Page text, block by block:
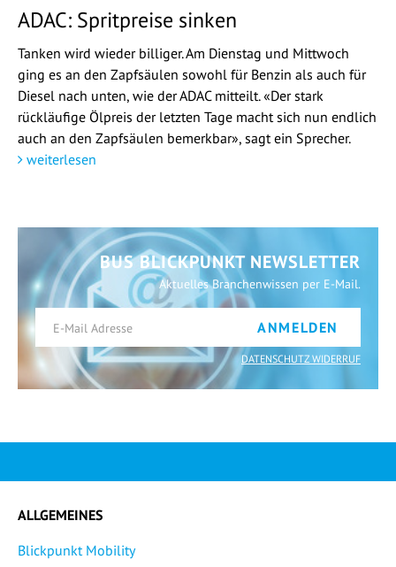
ADAC: Spritpreise sinken
Tanken wird wieder billiger. Am Dienstag und Mittwoch
ging es an den Zapfsäulen sowohl für Benzin als auch für
Diesel nach unten, wie der ADAC mitteilt. «Der stark
rückläufige Ölpreis der letzten Tage macht sich nun endlich
auch an den Zapfsäulen bemerkbar», sagt ein Sprecher.
weiterlesen
BUS BLICKPUNKT NEWSLETTER
Aktuelles Branchenwissen per E-Mail.
ANMELDEN
DATENSCHUTZ WIDERRUF
ALLGEMEINES
Blickpunkt Mobility